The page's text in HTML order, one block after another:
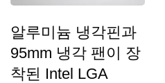
알루미늄 냉각핀과
95mm 냉각 팬이 장
착된 Intel LGA